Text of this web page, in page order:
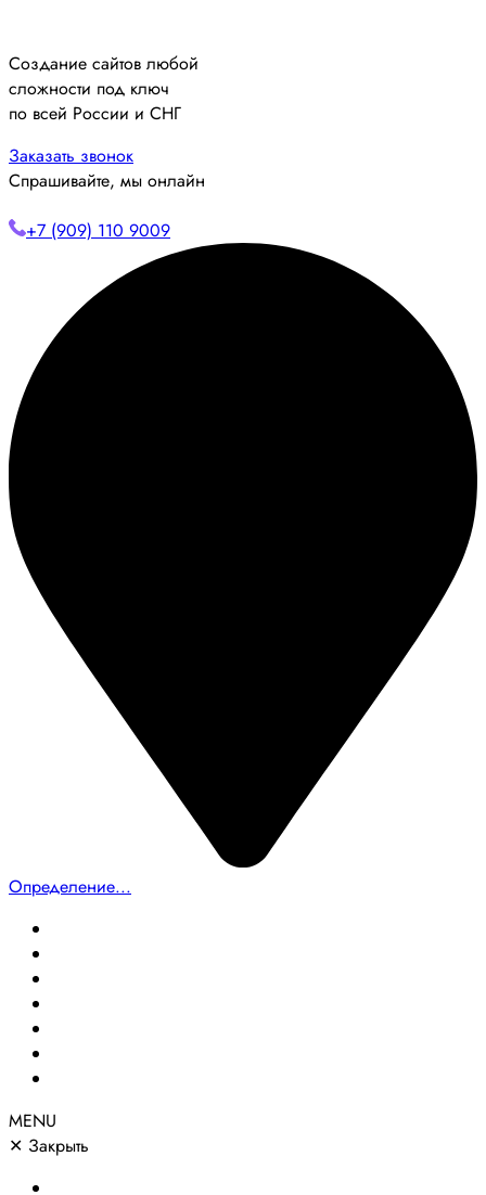
Создание сайтов любой
сложности под ключ
по всей России и СНГ
Заказать звонок
Спрашивайте, мы онлайн
+7 (909) 110 9009
Определение...
MENU
✕ Закрыть